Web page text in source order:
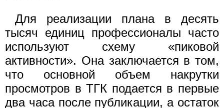
Для реализации плана в десять
тысяч единиц профессионалы часто
используют схему «пиковой
активности». Она заключается в том,
что основной объем накрутки
просмотров в ТГК подается в первые
два часа после публикации, а остаток